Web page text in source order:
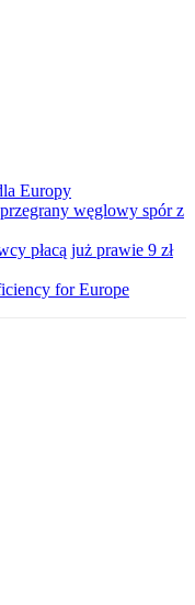
Europy
węglowy spór z
płacą już prawie 9 zł
for Europe